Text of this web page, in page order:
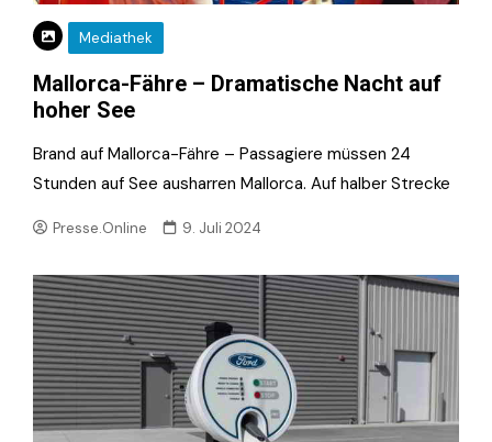
Mediathek
Mallorca-Fähre – Dramatische Nacht auf
hoher See
Brand auf Mallorca-Fähre – Passagiere müssen 24
Stunden auf See ausharren Mallorca. Auf halber Strecke
Presse.Online 9. Juli 2024